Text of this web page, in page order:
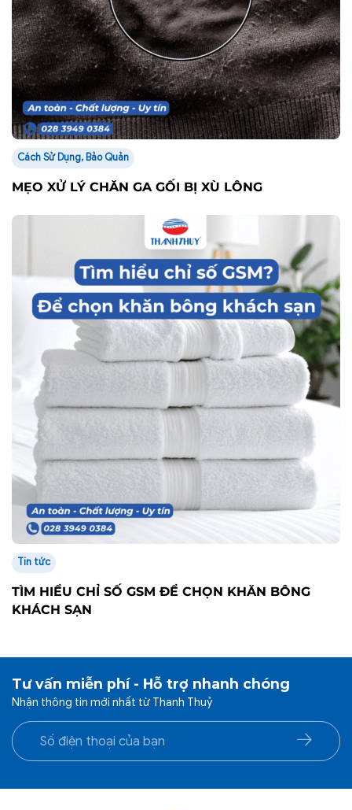
Cách Sử Dụng, Bảo Quản
MẸO XỬ LÝ CHĂN GA GỐI BỊ XÙ LÔNG
Tin tức
TÌM HIỂU CHỈ SỐ GSM ĐỂ CHỌN KHĂN BÔNG
KHÁCH SẠN
Tư vấn miễn phí - Hỗ trợ nhanh chóng
Nhận thông tin mới nhất từ Thanh Thuỷ